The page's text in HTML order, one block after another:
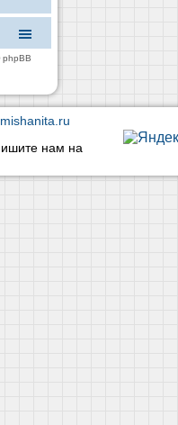
phpBB
mishanita.ru
нам на